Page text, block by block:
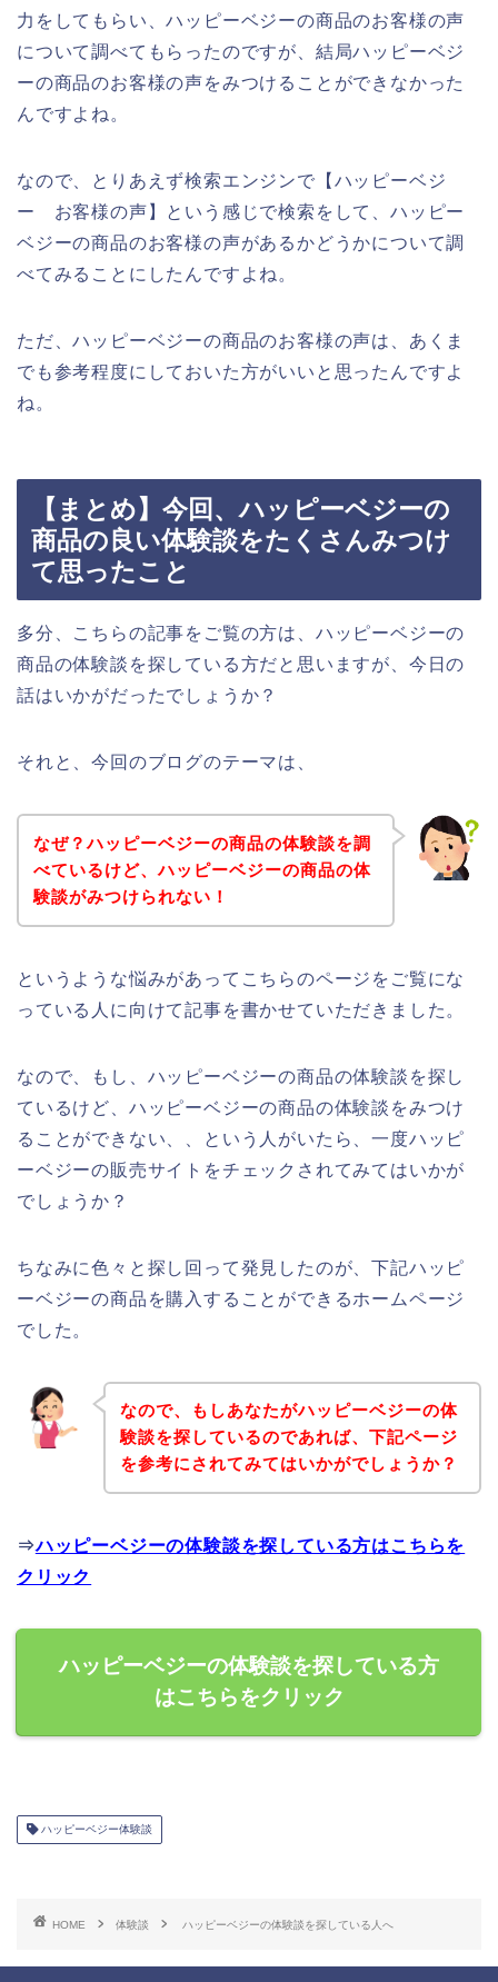
力をしてもらい、ハッピーベジーの商品のお客様の声
について調べてもらったのですが、結局ハッピーベジ
ーの商品のお客様の声をみつけることができなかった
んですよね。
なので、とりあえず検索エンジンで【ハッピーベジ
ー お客様の声】という感じで検索をして、ハッピー
ベジーの商品のお客様の声があるかどうかについて調
べてみることにしたんですよね。
ただ、ハッピーベジーの商品のお客様の声は、あくま
でも参考程度にしておいた方がいいと思ったんですよ
ね。
【まとめ】今回、ハッピーベジーの
商品の良い体験談をたくさんみつけ
て思ったこと
多分、こちらの記事をご覧の方は、ハッピーベジーの
商品の体験談を探している方だと思いますが、今日の
話はいかがだったでしょうか？
それと、今回のブログのテーマは、
なぜ？ハッピーベジーの商品の体験談を調
べているけど、ハッピーベジーの商品の体
験談がみつけられない！
というような悩みがあってこちらのページをご覧にな
っている人に向けて記事を書かせていただきました。
なので、もし、ハッピーベジーの商品の体験談を探し
ているけど、ハッピーベジーの商品の体験談をみつけ
ることができない、、という人がいたら、一度ハッピ
ーベジーの販売サイトをチェックされてみてはいかが
でしょうか？
ちなみに色々と探し回って発見したのが、下記ハッピ
ーベジーの商品を購入することができるホームページ
でした。
なので、もしあなたがハッピーベジーの体
験談を探しているのであれば、下記ページ
を参考にされてみてはいかがでしょうか？
⇒ハッピーベジーの体験談を探している方はこちらを
クリック
ハッピーベジーの体験談を探している方
はこちらをクリック
ハッピーベジー体験談
HOME 体験談 ハッピーベジーの体験談を探している人へ